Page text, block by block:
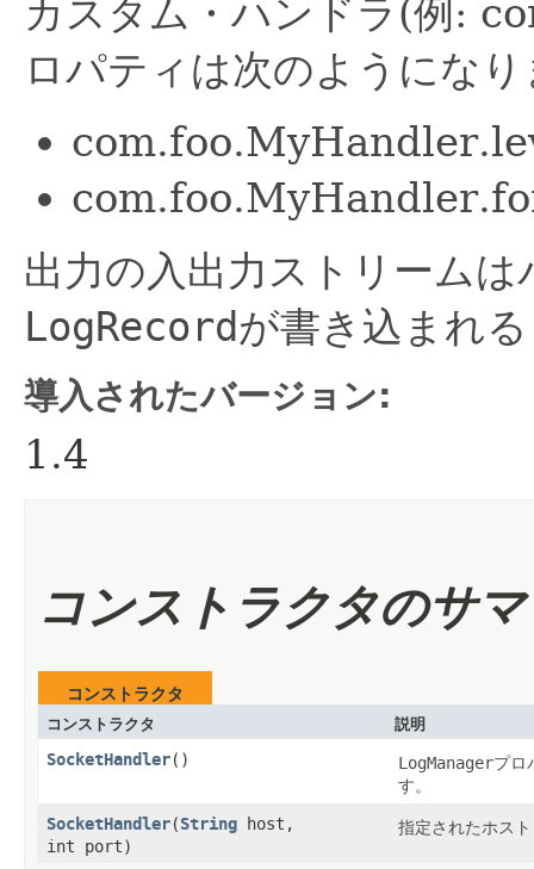
カスタム・ハンドラ(例:
ロパティは次のようにな
出力の入出力ストリーム
LogRecordが書き込まれ
導入されたバージョン:
1.4
コンストラクタのサ
コンストラクタ
コンストラクタ 説明
SocketHandler() LogManagerプロ
す。
SocketHandler​(String host,
int port)
指定されたホス